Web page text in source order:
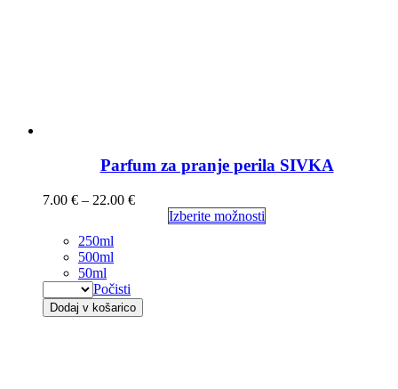
Parfum za pranje perila SIVKA
7.00 € – 22.00 €
Izberite možnosti
250ml
500ml
50ml
Počisti
Dodaj v košarico